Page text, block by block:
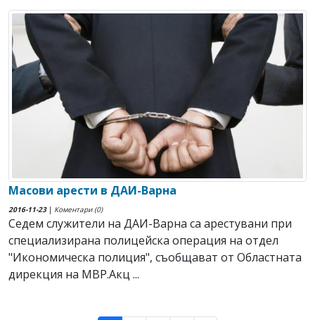
Масови арести в ДАИ-Варна
2016-11-23| Коментари (0)
Седем служители на ДАИ-Варна са арестувани при
специализирана полицейска операция на отдел
"Икономическа полиция", съобщават от Областната
дирекция на МВР.Акц ...